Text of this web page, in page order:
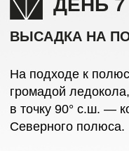
ИСТОРИЯ СЕВЕРНЫХ
Помимо природных
Иосифа откроет вам